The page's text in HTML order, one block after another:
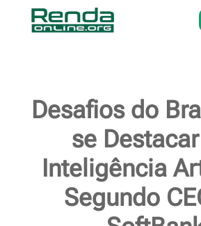
Desafios do
se
Inteligência
Segundo